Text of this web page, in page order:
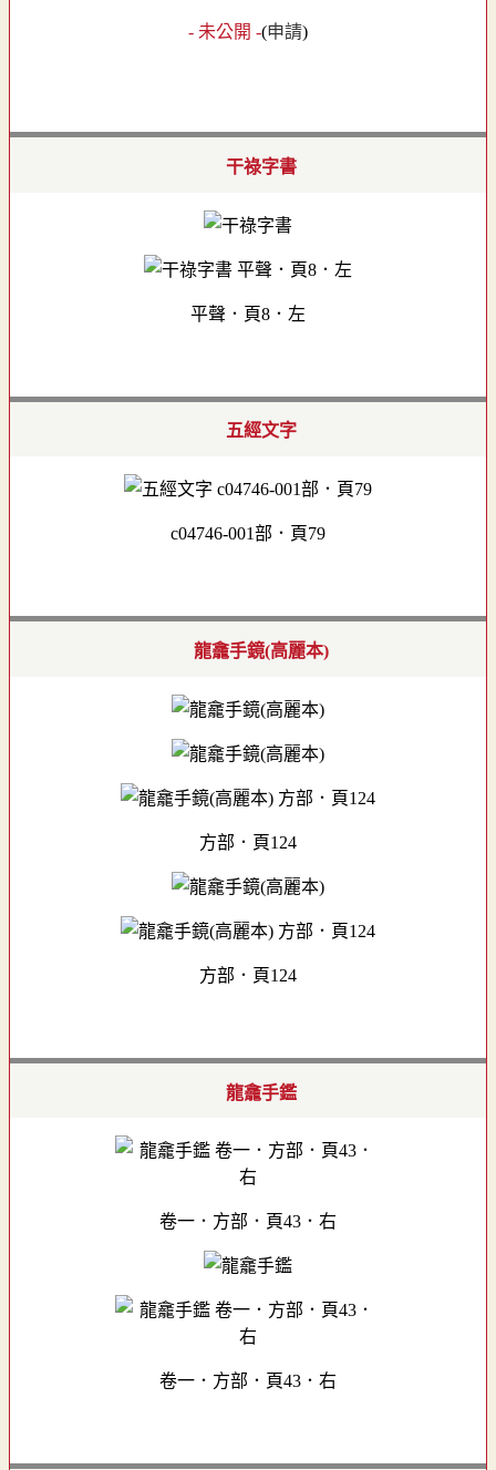
- 未公開 -(申請)
干祿字書
平聲．頁8．左
五經文字
c04746-001部．頁79
龍龕手鏡(高麗本)
方部．頁124
方部．頁124
龍龕手鑑
卷一．方部．頁43．右
卷一．方部．頁43．右